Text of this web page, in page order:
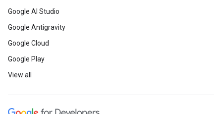
Google AI Studio
Google Antigravity
Google Cloud
Google Play
View all